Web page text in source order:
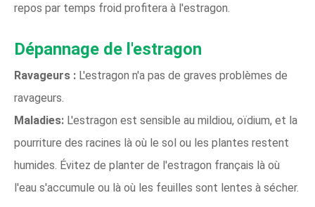
repos par temps froid profitera à l'estragon.
Dépannage de l'estragon
Ravageurs : L'estragon n'a pas de graves problèmes de
ravageurs.
Maladies: L'estragon est sensible au mildiou, oïdium, et la
pourriture des racines là où le sol ou les plantes restent
humides. Évitez de planter de l'estragon français là où
l'eau s'accumule ou là où les feuilles sont lentes à sécher.